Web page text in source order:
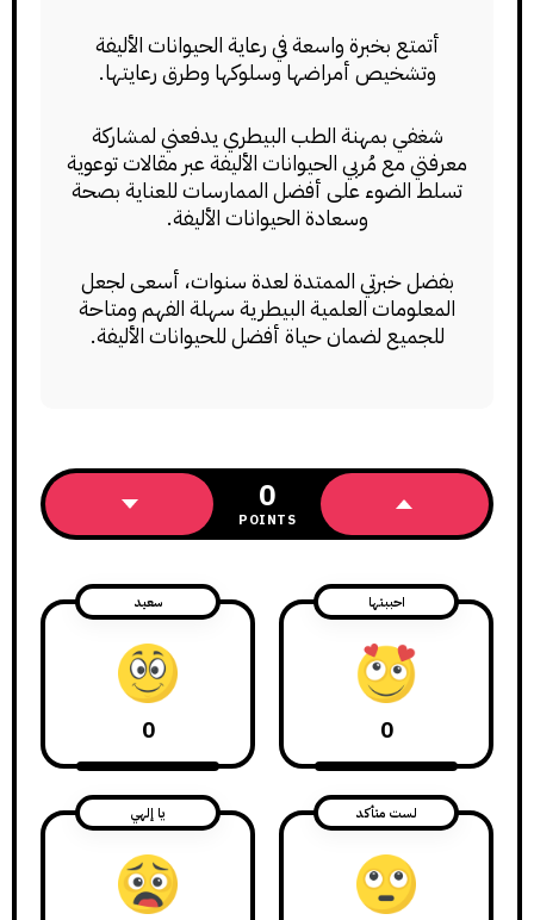
أتمتع بخبرة واسعة في رعاية الحيوانات الأليفة
وتشخيص أمراضها وسلوكها وطرق رعايتها.
شغفي بمهنة الطب البيطري يدفعني لمشاركة
معرفتي مع مُربي الحيوانات الأليفة عبر مقالات توعوية
تسلط الضوء على أفضل الممارسات للعناية بصحة
وسعادة الحيوانات الأليفة.
بفضل خبرتي الممتدة لعدة سنوات، أسعى لجعل
المعلومات العلمية البيطرية سهلة الفهم ومتاحة
للجميع لضمان حياة أفضل للحيوانات الأليفة.
0
POINTS
احببتها
0
سعيد
0
لست متأكد يا إلهي